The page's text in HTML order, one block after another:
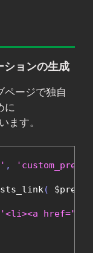
ションの生成
ページで独自
に
ます。
,
(
'<li><a